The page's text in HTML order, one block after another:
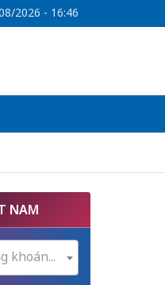
2026 - 16:46
NAM
khoán...